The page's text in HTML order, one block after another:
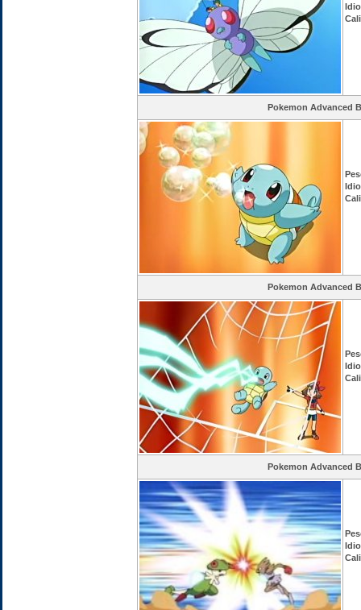
Pokemon Advanced
Pokemon Advanced
Pokemon Advanced